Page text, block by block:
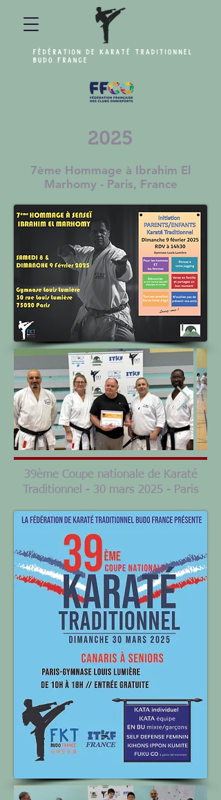
2025
7ème Hommage à Ibrahim El
Marhomy - Paris, France
39ème Coupe nationale de Karaté
Traditionnel - 30 mars 2025 - Paris